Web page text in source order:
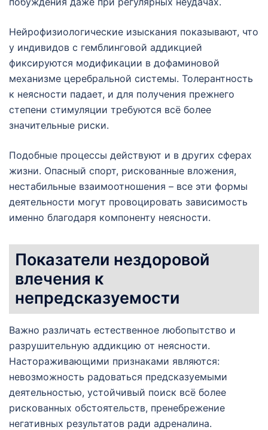
Нейрофизиологические изыскания показывают, что
у индивидов с гемблинговой аддикцией
фиксируются модификации в дофаминовой
механизме церебральной системы. Толерантность
к неясности падает, и для получения прежнего
степени стимуляции требуются всё более
значительные риски.
Подобные процессы действуют и в других сферах
жизни. Опасный спорт, рискованные вложения,
нестабильные взаимоотношения – все эти формы
деятельности могут провоцировать зависимость
именно благодаря компоненту неясности.
Показатели нездоровой
влечения к
непредсказуемости
Важно различать естественное любопытство и
разрушительную аддикцию от неясности.
Настораживающими признаками являются:
невозможность радоваться предсказуемыми
деятельностью, устойчивый поиск всё более
рискованных обстоятельств, пренебрежение
негативных результатов ради адреналина.